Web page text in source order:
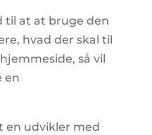
til at at bruge den
hvad der skal til
så vil
en
en udvikler med